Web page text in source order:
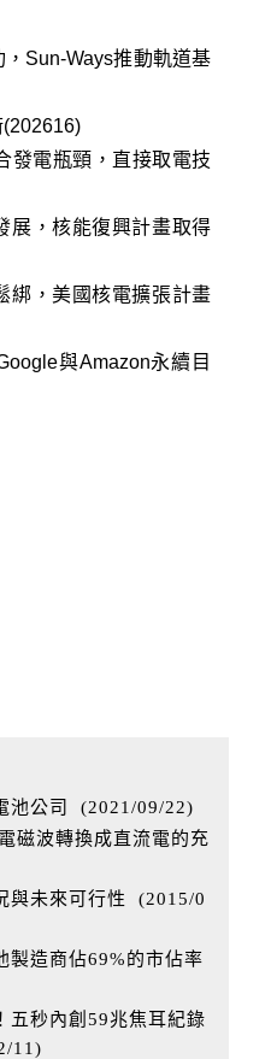
Sun-Ways推動軌道基
發電瓶頸，直接取電技
展，核能復興計畫取得
綁，美國核電擴張計畫
與Amazon永續目
池公司 (2021/09/22)
磁波轉換成直流電的充
與未來可行性
(2015/0
製造商佔69%的市佔率
五秒內創59兆焦耳紀錄
11 )